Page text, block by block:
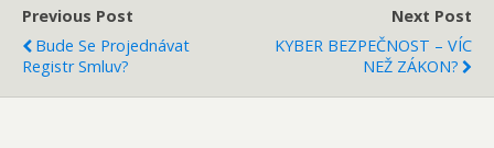
Previous Post
Bude Se Projednávat
Registr Smluv?
Next Post
KYBER BEZPEČNOST – VÍC
NEŽ ZÁKON?